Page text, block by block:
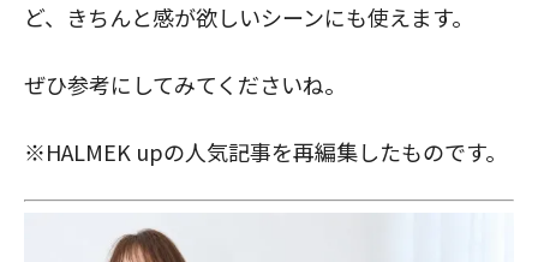
ど、きちんと感が欲しいシーンにも使えます。
ぜひ参考にしてみてくださいね。
※HALMEK upの人気記事を再編集したものです。
閉じる